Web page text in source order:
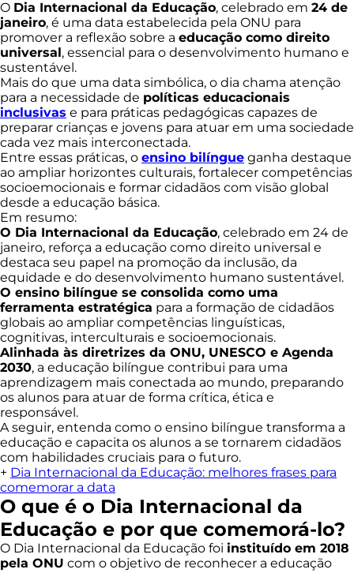
O Dia Internacional da Educação, celebrado em 24 de
janeiro, é uma data estabelecida pela ONU para
promover a reflexão sobre a educação como direito
universal, essencial para o desenvolvimento humano e
sustentável.
Mais do que uma data simbólica, o dia chama atenção
para a necessidade de políticas educacionais
inclusivas e para práticas pedagógicas capazes de
preparar crianças e jovens para atuar em uma sociedade
cada vez mais interconectada.
Entre essas práticas, o ensino bilíngue ganha destaque
ao ampliar horizontes culturais, fortalecer competências
socioemocionais e formar cidadãos com visão global
desde a educação básica.
Em resumo:
O Dia Internacional da Educação, celebrado em 24 de
janeiro, reforça a educação como direito universal e
destaca seu papel na promoção da inclusão, da
equidade e do desenvolvimento humano sustentável.
O ensino bilíngue se consolida como uma
ferramenta estratégica para a formação de cidadãos
globais ao ampliar competências linguísticas,
cognitivas, interculturais e socioemocionais.
Alinhada às diretrizes da ONU, UNESCO e Agenda
2030, a educação bilíngue contribui para uma
aprendizagem mais conectada ao mundo, preparando
os alunos para atuar de forma crítica, ética e
responsável.
A seguir, entenda como o ensino bilíngue transforma a
educação e capacita os alunos a se tornarem cidadãos
com habilidades cruciais para o futuro.
+ Dia Internacional da Educação: melhores frases para
comemorar a data
O que é o Dia Internacional da
Educação e por que comemorá-lo?
O Dia Internacional da Educação foi instituído em 2018
pela ONU com o objetivo de reconhecer a educação